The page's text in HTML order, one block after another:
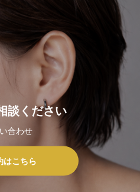
談ください
合わせ
はこちら